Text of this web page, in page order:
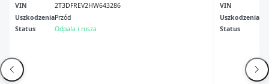
VIN
2T3DFREV2HW643286
UszkodzeniaPrzód
Status
Odpala i rusza
VIN
Uszkodzenia
Status